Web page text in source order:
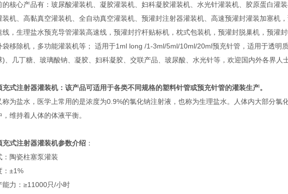
的核心产品有：玻尿酸灌装机、凝胶灌装机、妇科凝胶灌装机、水光针灌装机、胶原蛋白灌
装机、高黏真空灌装机、全自动真空灌装机、预灌封注射器灌装机、高速预灌封灌装加塞机
线，生理盐水预充导管灌装高速线，预灌封拧杆贴标机，枕式包装机，预灌封脱巢机，预灌
袋移除机，多功能灌装机等； 适用于1ml long /1-3ml/5ml/10ml/20ml预充针管，适用于透明
)、几丁糖、玻璃酸钠、凝胶、妇科凝胶、交联产品、玻尿酸、水光针等，欢迎国内外各界人
充式注射器灌装机：该产品可适用于各类不同规格的塑料针管或预充针管的灌装生产。
称为盐水，医学上常用的是浓度为0.9%的氯化钠注射液，也称为生理盐水。人体内大部分氯
，维持着人体的体液平衡。
充式注射器灌装机参数介绍 ：
：陶瓷柱塞泵灌装
：±1%
能力：≥11000只/小时